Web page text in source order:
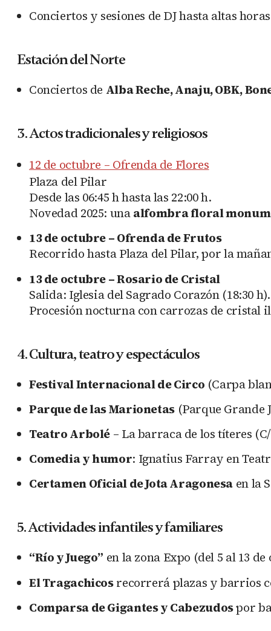
Conciertos y sesiones de DJ hasta altas
Estación del Norte
Conciertos de Alba Reche, Anaju, OBK,
3. Actos tradicionales y religiosos
12 de octubre – Ofrenda de Flores
Plaza del Pilar
Desde las 06:45 h hasta las 22:00 h.
Novedad 2025: unaalfombra floral
13 de octubre – Ofrenda de Frutos
Recorrido hasta Plaza del Pilar, por la
13 de octubre – Rosario de Cristal
Salida: Iglesia del Sagrado Corazón (18:30 h).
Procesión nocturna con carrozas de cristal
4. Cultura, teatro y espectáculos
Festival Internacional de Circo (Carpa
Parque de las Marionetas(Parque Grande
Teatro Arbolé – La barraca de los títeres
Comedia y humor: Ignatius Farray en
Certamen Oficial de Jota Aragonesa en la
5. Actividades infantiles y familiares
“Río y Juego” en la zona Expo (del 5 al 13
El Tragachicosrecorrerá plazas y barrios
Comparsa de Gigantes y Cabezudospor